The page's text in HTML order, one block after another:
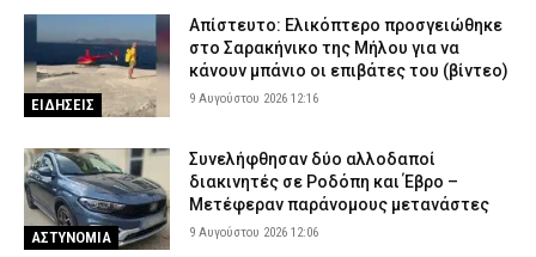
ΕΙΔΗΣΕΙΣ
Απίστευτο: Ελικόπτερο προσγειώθηκε
στο Σαρακήνικο της Μήλου για να
κάνουν μπάνιο οι επιβάτες του (βίντεο)
9 Αυγούστου 2026 12:16
ΑΣΤΥΝΟΜΙΑ
Συνελήφθησαν δύο αλλοδαποί
διακινητές σε Ροδόπη και Έβρο –
Μετέφεραν παράνομους μετανάστες
9 Αυγούστου 2026 12:06